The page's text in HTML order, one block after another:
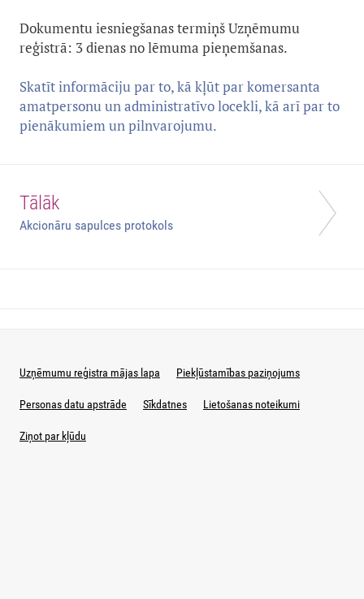
Dokumentu iesniegšanas termiņš Uzņēmumu
reģistrā: 3 dienas no lēmuma pieņemšanas.
Skatīt informāciju par to, kā kļūt par komersanta
amatpersonu un administratīvo locekli, kā arī par to
pienākumiem un pilnvarojumu.
Tālāk
Akcionāru sapulces protokols
Uzņēmumu reģistra mājas lapa Piekļūstamības paziņojums
Personas datu apstrāde Sīkdatnes Lietošanas noteikumi
Ziņot par kļūdu